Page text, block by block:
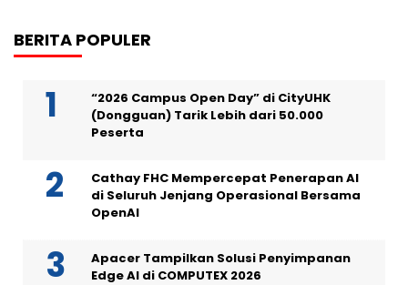
BERITA POPULER
“2026 Campus Open Day” di CityUHK
(Dongguan) Tarik Lebih dari 50.000
Peserta
Cathay FHC Mempercepat Penerapan AI
di Seluruh Jenjang Operasional Bersama
OpenAI
Apacer Tampilkan Solusi Penyimpanan
Edge AI di COMPUTEX 2026